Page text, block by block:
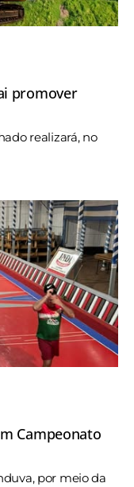
promover
realizará, no
Campeonato
por meio da